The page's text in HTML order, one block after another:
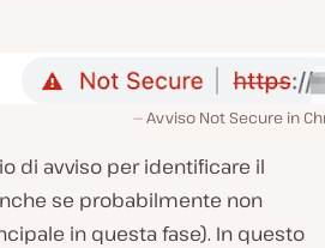
Avviso Not Secure in
di avviso per identificare il
se probabilmente non
in questa fase). In questo